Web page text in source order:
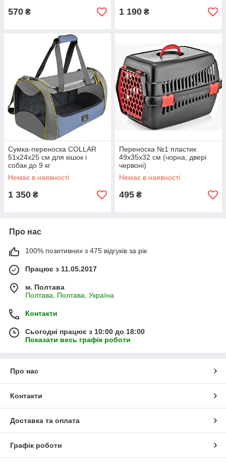
570 ₴ 1 190 ₴
Сумка-переноска COLLAR
51х24х25 см для кішок і
собак до 9 кг
Немає в наявності
1 350 ₴
Переноска №1 пластик
49х35х32 см (чорна, двері
червоні)
Немає в наявності
495 ₴
Про нас
100% позитивних з 475 відгуків за рік
Працює з 11.05.2017
м. Полтава
Полтава, Полтава, Україна
Контакти
Сьогодні працює з 10:00 до 18:00
Показати весь графік роботи
Про нас
Контакти
Доставка та оплата
Графік роботи